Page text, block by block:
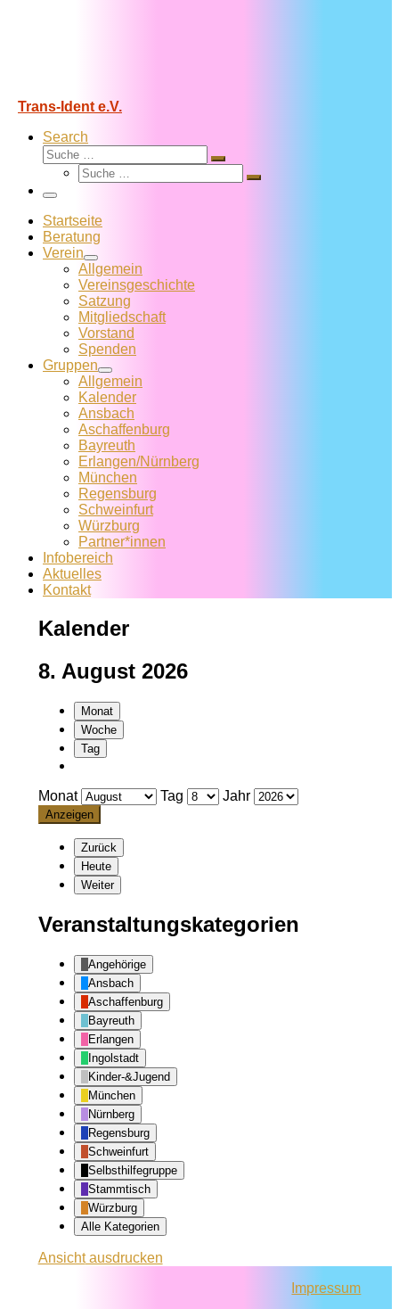
Trans-Ident e.V.
Search
Suche
Suche
Suche
Suche
Menü
Startseite
Beratung
Verein
Allgemein
Vereins­geschichte
Satzung
Mitglied­schaft
Vorstand
Spenden
Gruppen
Allgemein
Kalender
Ansbach
Aschaffenburg
Bayreuth
Erlangen/Nürnberg
München
Regensburg
Schweinfurt
Würzburg
Partner*innen
Infobereich
Aktuelles
Kontakt
Kalender
8. August 2026
Monat
Woche
Tag
Monat Tag Jahr
Zurück
Heute
Weiter
Veranstaltungskategorien
Angehörige
Ansbach
Aschaffenburg
Bayreuth
Erlangen
Ingolstadt
Kinder-&Jugend
München
Nürnberg
Regensburg
Schweinfurt
Selbsthilfegruppe
Stammtisch
Würzburg
Alle Kategorien
Ansichtausdrucken
Impressum